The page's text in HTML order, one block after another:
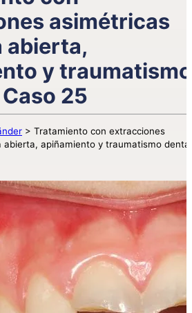
asimétricas
abierta,
y traumatismo
25
> Tratamiento con extracciones
abierta, apiñamiento y traumatismo